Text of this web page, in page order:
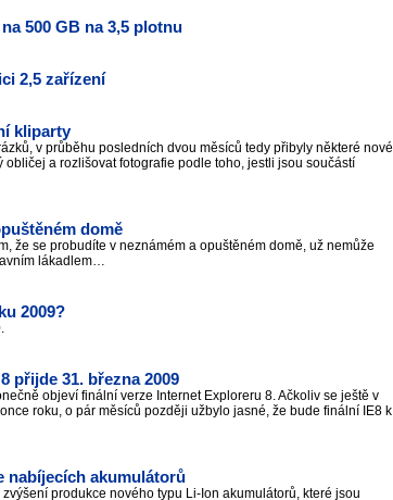
500 GB na 3,5 plotnu
2,5 zařízení
kliparty
v průběhu posledních dvou měsíců tedy přibyly některé nové
a rozlišovat fotografie podle toho, jestli jsou součástí
domě
že se probudíte v neznámém a opuštěném domě, už nemůže
lákadlem…
2009?
přijde 31. března 2009
objeví finální verze Internet Exploreru 8. Ačkoliv se ještě v
roku, o pár měsíců později užbylo jasné, že bude finální IE8 k
nabíjecích akumulátorů
produkce nového typu Li-Ion akumulátorů, které jsou